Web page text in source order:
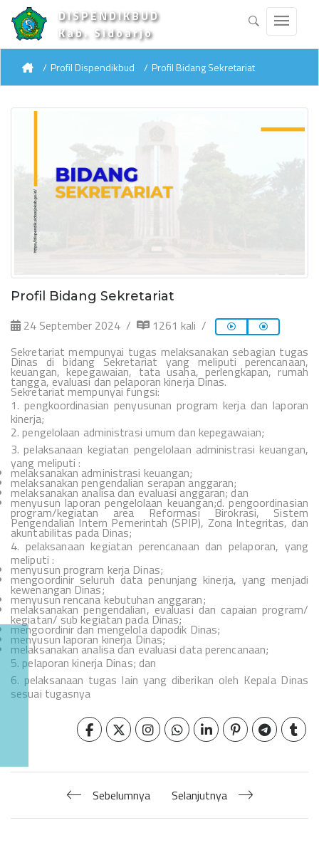
DISPENDIKBUD
Kab. Sidoarjo
Profil Dispendikbud Profil Bidang Sekretariat
Profil Bidang Sekretariat
24 September 2024
1261 kali
Sekretariat mempunyai tugas melaksanakan sebagian tugas
Dinas di bidang Sekretariat yang meliputi perencanaan,
keuangan, kepegawaian,tata usaha, perlengkapan, rumah
tangga, evaluasi dan pelaporan kinerja Dinas.
Sekretariat mempunyai fungsi:
1. pengkoordinasian penyusunan program kerja dan laporan
kinerja;
2. pengelolaan administrasi umum dan kepegawaian;
3. pelaksanaan kegiatan pengelolaan administrasi keuangan,
yang meliputi :
melaksanakan administrasi keuangan;
melaksanakan pengendalian serapan anggaran;
melaksanakan analisa dan evaluasi anggaran; dan
menyusun laporan pengelolaan keuangan;d. pengoordinasian
program/kegiatan area Reformasi Birokrasi, Sistem
Pengendalian Intern Pemerintah (SPIP), Zona Integritas, dan
akuntabilitas pada Dinas;
4. pelaksanaan kegiatan perencanaan dan pelaporan, yang
meliputi :
menyusun program kerja Dinas;
mengoordinir seluruh data penunjang kinerja, yang menjadi
kewenangan Dinas;
menyusun rencana kebutuhan anggaran;
melaksanakan pengendalian, evaluasi dan capaian program/
kegiatan/ sub kegiatan pada Dinas;
mengoordinir dan mengelola dapodik Dinas;
menyusun laporan kinerja Dinas;
melaksanakan analisa dan evaluasi data perencanaan;
5. pelaporan kinerja Dinas; dan
6. pelaksanaan tugas lain yang diberikan oleh Kepala Dinas
sesuai tugasnya
Sebelumnya Selanjutnya